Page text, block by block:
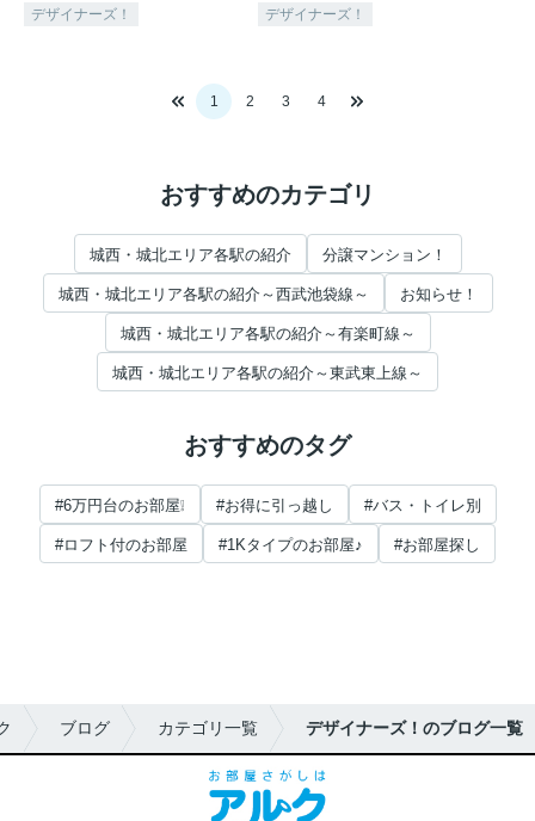
デザイナーズ！
デザイナーズ！
1 2 3 4
おすすめのカテゴリ
城西・城北エリア各駅の紹介 分譲マンション！
城西・城北エリア各駅の紹介～西武池袋線～ お知らせ！
城西・城北エリア各駅の紹介～有楽町線～
城西・城北エリア各駅の紹介～東武東上線～
おすすめのタグ
#6万円台のお部屋❕ #お得に引っ越し #バス・トイレ別
#ロフト付のお部屋 #1Kタイプのお部屋♪ #お部屋探し
ブログ カテゴリ一覧 デザイナーズ！のブログ一覧